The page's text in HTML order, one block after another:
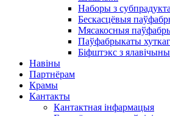
Наборы з
Бескасцёвыя
Мясакосныя
Паўфабрыкаты
Біфштэкс з ялавічыны
Навіны
Партнёрам
Крамы
Кантакты
Кантактная інфармацыя